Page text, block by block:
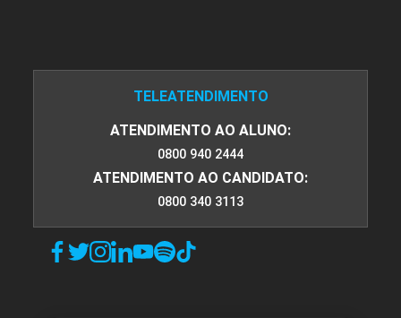
TELEATENDIMENTO
ATENDIMENTO AO ALUNO:
0800 940 2444
ATENDIMENTO AO CANDIDATO:
0800 340 3113